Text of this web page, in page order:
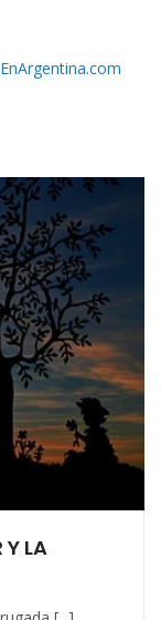
Y LA